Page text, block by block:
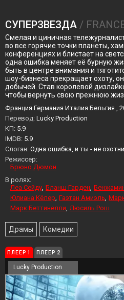
СУПЕРЗВЕЗДА /
Смелая и циничная
во все горячие точки планеты,
конференциях и блистает на
одна ошибка меняет её бурную
быть в центре внимания и
шоу-бизнеса прекращает охоту,
добычей. Став королевой
чтобы вернуть свою прежнюю
Франция Германия Италия Бельгия ,
Перевод: Lucky Production
KП: 5.9
IMDB: 5.9
Слоган: Одна ошибка, и ты - не
Режиссер:
Брюно Дюмон
В ролях:
Леа Сейду Бланш Гарден
Юлиана Кёлер Гаэтан Амиэль
Марк Беттинелли Люсиль Рош
Драмы Комедии
ПЛЕЕР 1 ПЛЕЕР 2
Lucky Production